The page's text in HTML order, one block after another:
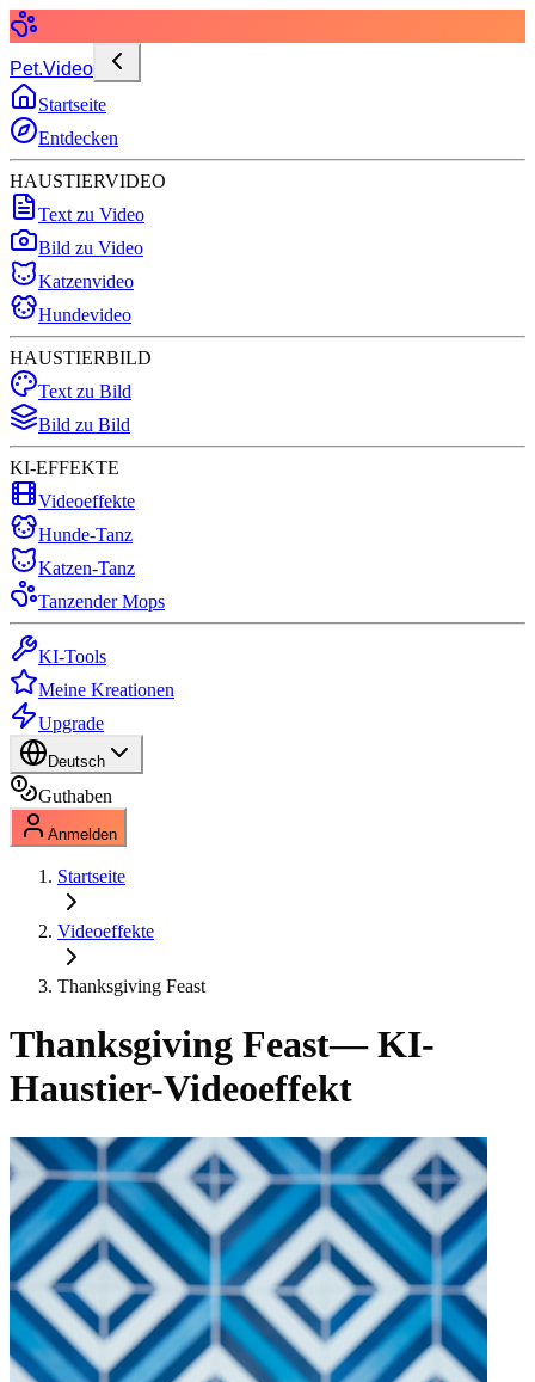
Pet.Video
Startseite
Entdecken
HAUSTIERVIDEO
Text zu Video
Bild zu Video
Katzenvideo
Hundevideo
HAUSTIERBILD
Text zu Bild
Bild zu Bild
KI-EFFEKTE
Videoeffekte
Hunde-Tanz
Katzen-Tanz
Tanzender Mops
KI-Tools
Meine Kreationen
Upgrade
Deutsch
Guthaben
Anmelden
Startseite
Videoeffekte
Thanksgiving Feast
Thanksgiving Feast— KI-
Haustier-Videoeffekt